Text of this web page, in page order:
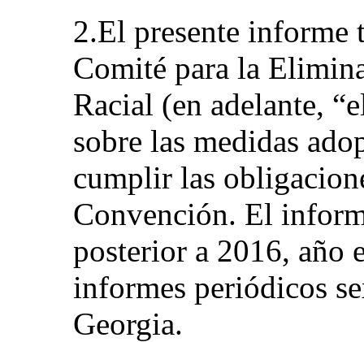
2.El presente informe
Comité para la
Racial (en adelante,
sobre las medidas
cumplir las
Convención. El
posterior a 2016, año
informes periódicos
Georgia.